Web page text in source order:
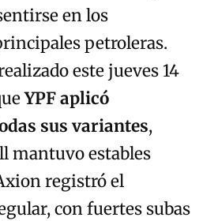
en los
petroleras.
este jueves 14
YPF aplicó
sus variantes,
mantuvo estables
registró el
con fuertes subas